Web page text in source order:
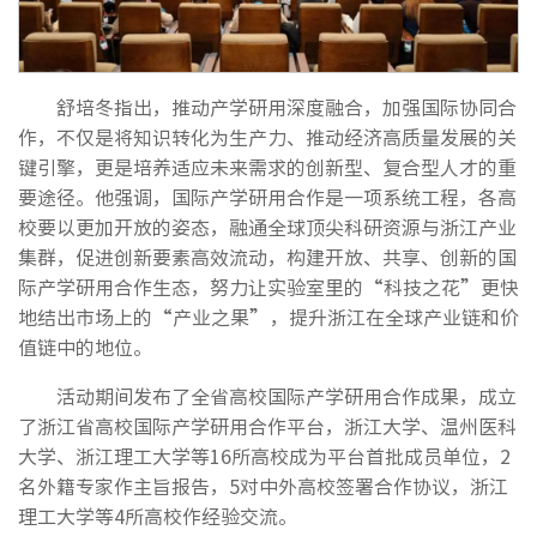
舒培冬指出，推动产学研用深度融合，加强国际协同合
作，不仅是将知识转化为生产力、推动经济高质量发展的关
键引擎，更是培养适应未来需求的创新型、复合型人才的重
要途径。他强调，国际产学研用合作是一项系统工程，各高
校要以更加开放的姿态，融通全球顶尖科研资源与浙江产业
集群，促进创新要素高效流动，构建开放、共享、创新的国
际产学研用合作生态，努力让实验室里的“科技之花”更快
地结出市场上的“产业之果”，提升浙江在全球产业链和价
值链中的地位。
活动期间发布了全省高校国际产学研用合作成果，成立
了浙江省高校国际产学研用合作平台，浙江大学、温州医科
大学、浙江理工大学等16所高校成为平台首批成员单位，2
名外籍专家作主旨报告，5对中外高校签署合作协议，浙江
理工大学等4所高校作经验交流。